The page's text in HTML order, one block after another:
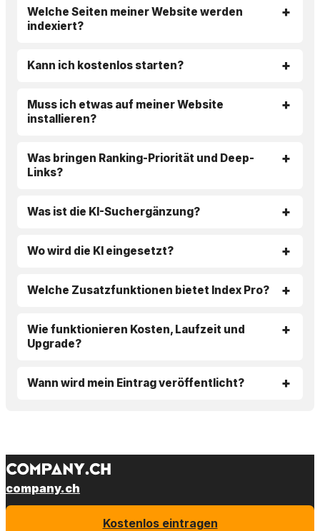
Welche Seiten meiner Website werden
indexiert?
Kann ich kostenlos starten?
Muss ich etwas auf meiner Website
installieren?
Was bringen Ranking-Priorität und Deep-
Links?
Was ist die KI-Suchergänzung?
Wo wird die KI eingesetzt?
Welche Zusatzfunktionen bietet Index Pro?
Wie funktionieren Kosten, Laufzeit und
Upgrade?
Wann wird mein Eintrag veröffentlicht?
company.ch
Kostenlos eintragen